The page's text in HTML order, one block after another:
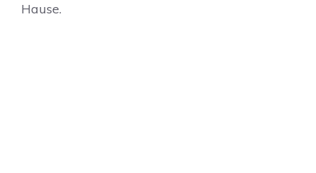
Hause.